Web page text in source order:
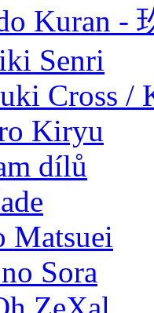
Kuran -
Senri
Cross /
Kiryu
dílů
Matsuei
Sora